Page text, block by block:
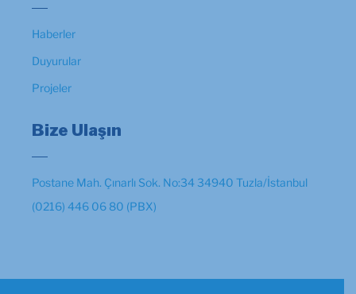
Haberler
Duyurular
Projeler
Bize Ulaşın
Postane Mah. Çınarlı Sok. No:34 34940 Tuzla/İstanbul
(0216) 446 06 80 (PBX)